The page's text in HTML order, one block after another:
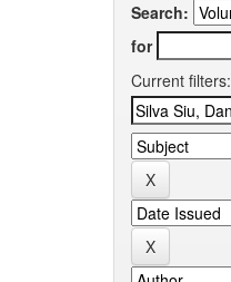
Search:
for
Current filters: